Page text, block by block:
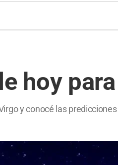
hoy
y conocé las